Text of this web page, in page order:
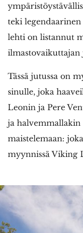
teki legendaarinen
lehti on listannut
ilmastovaikuttajan
Tässä jutussa on
sinulle, joka
Leonin ja Pere
ja halvemmallakin
maistelemaan:
myynnissä Viking